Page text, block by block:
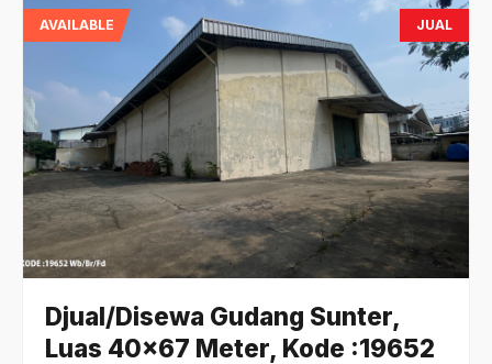
AVAILABLE JUAL
Djual/Disewa Gudang Sunter,
Luas 40x67 Meter, Kode :19652